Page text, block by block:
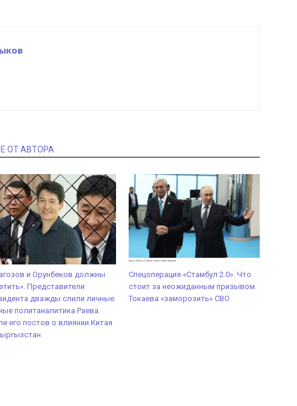
ОТ АВТОРА
и Орунбеков должны
Представители
дважды слили личные
политаналитика Раева
его постов о влиянии Китая
Спецоперация «Стамбул 2.0». Что
стоит за неожиданным призывом
Токаева «заморозить» СВО